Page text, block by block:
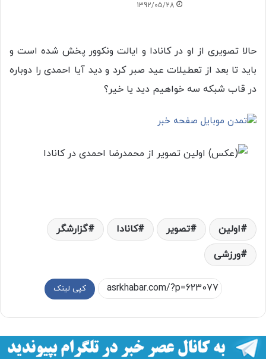
1392/05/28
حالا تصویری از او در کانادا و ایالت ونکوور پخش شده است و
باید تا بعد از تعطیلات عید صبر کرد و دید آیا احمدی را دوباره
در قاب شبکه سه خواهیم دید یا خیر؟
اولین تصویر کانادا
گزارشگر
ورزشی
کپی لینک